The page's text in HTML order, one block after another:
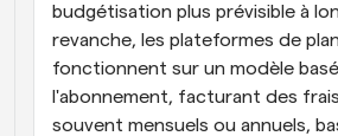
budgétisation plus prévisible à
revanche, les plateformes de
fonctionnent sur un modèle
l'abonnement, facturant des
souvent mensuels ou annuels,